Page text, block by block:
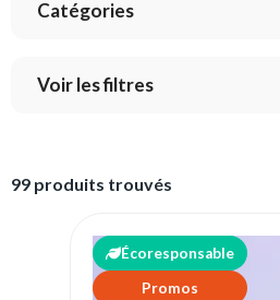
Catégories
Voir les filtres
99 produits trouvés
Écoresponsable
Promos